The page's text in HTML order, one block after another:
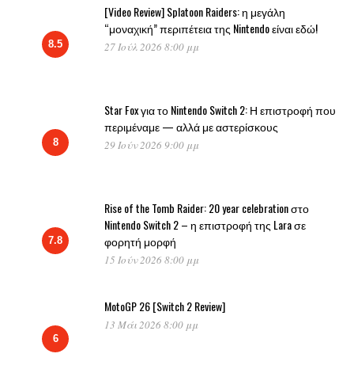
8.5
[Video Review] Splatoon Raiders: η μεγάλη
“μοναχική” περιπέτεια της Nintendo είναι εδώ!
27 Ιούλ 2026 8:00 μμ
8
Star Fox για το Nintendo Switch 2: Η επιστροφή που
περιμέναμε — αλλά με αστερίσκους
29 Ιούν 2026 9:00 μμ
7.8
Rise of the Tomb Raider: 20 year celebration στο
Nintendo Switch 2 – η επιστροφή της Lara σε
φορητή μορφή
15 Ιούν 2026 8:00 μμ
6
MotoGP 26 [Switch 2 Review]
13 Μάι 2026 8:00 μμ